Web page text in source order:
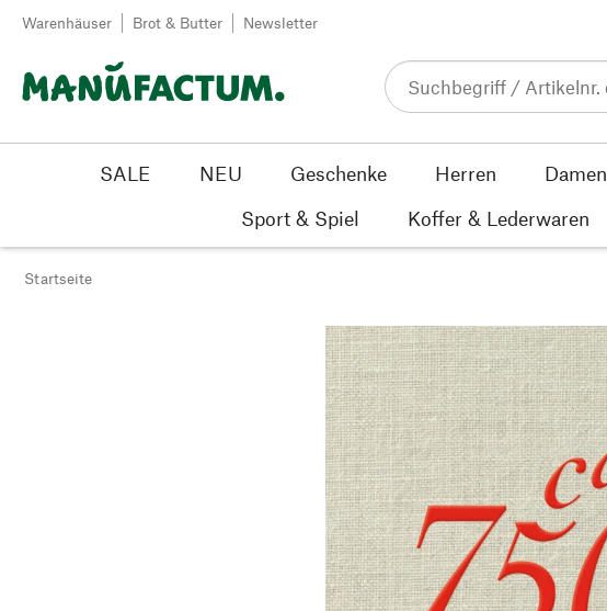
Zum Inhalt springen
Warenhäuser Brot & Butter Newsletter
SALE NEU Geschenke Herren Damen
Sport & Spiel
Koffer & Lederwaren
Startseite